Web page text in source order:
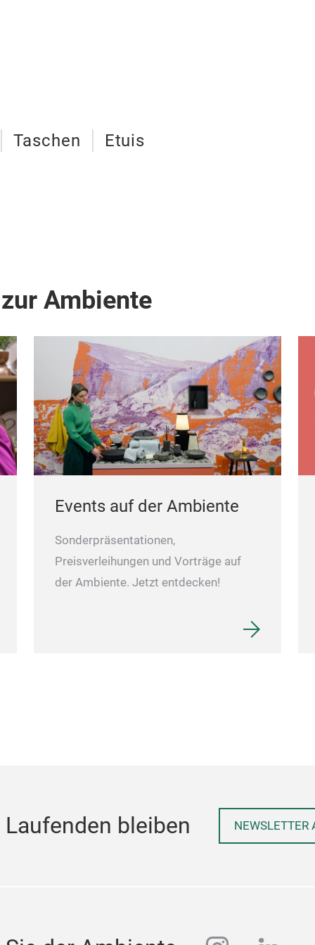
Taschen Etuis
Ambiente
Events auf der Ambiente
Sonderpräsentationen,
Preisverleihungen und Vorträge auf
der Ambiente. Jetzt entdecken!
bleiben NEWSLETTER